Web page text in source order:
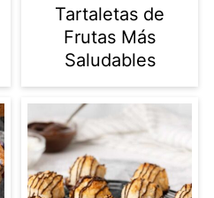
Tartaletas de
Frutas Más
Saludables